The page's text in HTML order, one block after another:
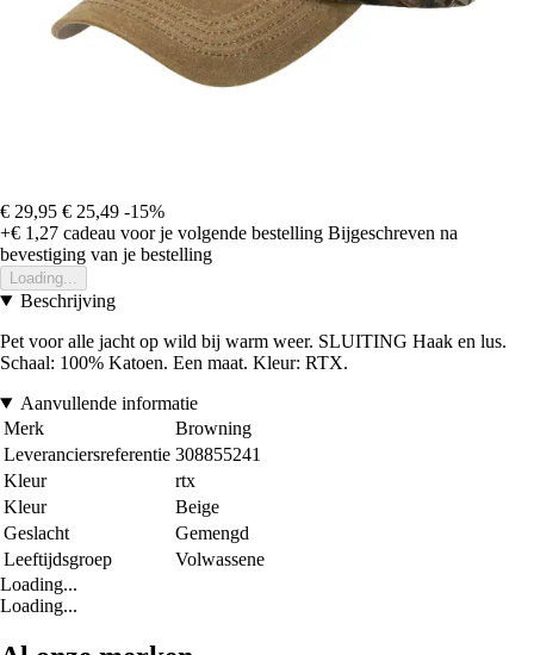
€ 29,95 € 25,49 -15%
+€ 1,27 cadeau voor je volgende bestelling Bijgeschreven na
bevestiging van je bestelling
Loading...
Beschrijving
Pet voor alle jacht op wild bij warm weer. SLUITING Haak en lus.
Schaal: 100% Katoen. Een maat. Kleur: RTX.
Aanvullende informatie
Merk
Browning
Leveranciersreferentie 308855241
Kleur
rtx
Kleur
Beige
Geslacht
Gemengd
Leeftijdsgroep
Volwassene
Loading...
Loading...